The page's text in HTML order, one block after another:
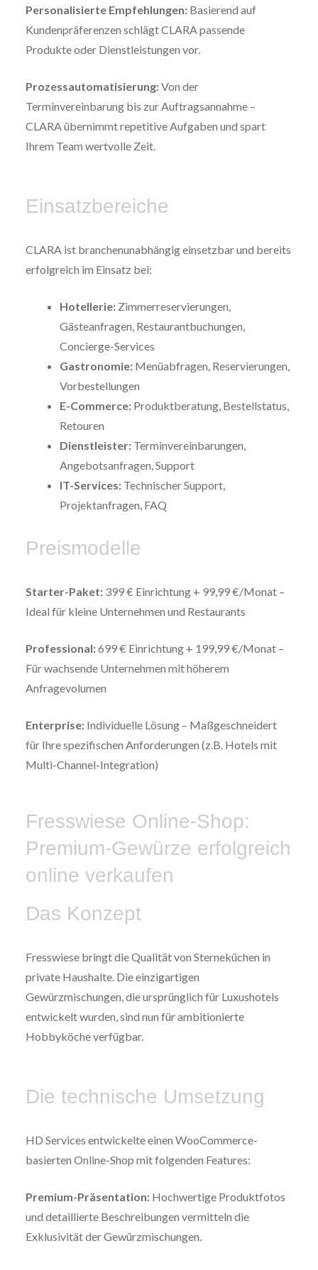
Personalisierte Empfehlungen:Basierend auf
Kundenpräferenzen schlägt CLARA passende
Produkte oder Dienstleistungen vor.
Prozessautomatisierung:Von der
Terminvereinbarung bis zur Auftragsannahme –
CLARA übernimmt repetitive Aufgaben und spart
Ihrem Team wertvolle Zeit.
Einsatzbereiche
CLARA ist branchenunabhängig einsetzbar und bereits
erfolgreich im Einsatz bei:
Hotellerie:Zimmerreservierungen,
Gästeanfragen, Restaurantbuchungen,
Concierge-Services
Gastronomie:Menüabfragen, Reservierungen,
Vorbestellungen
E-Commerce:Produktberatung, Bestellstatus,
Retouren
Dienstleister:Terminvereinbarungen,
Angebotsanfragen, Support
IT-Services:Technischer Support,
Projektanfragen, FAQ
Preismodelle
Starter-Paket:399 € Einrichtung + 99,99 €/Monat –
Ideal für kleine Unternehmen und Restaurants
Professional:699 € Einrichtung + 199,99 €/Monat –
Für wachsende Unternehmen mit höherem
Anfragevolumen
Enterprise:Individuelle Lösung – Maßgeschneidert
für Ihre spezifischen Anforderungen (z.B. Hotels mit
Multi-Channel-Integration)
Fresswiese Online-Shop:
Premium-Gewürze erfolgreich
online verkaufen
Das Konzept
Fresswiese bringt die Qualität von Sterneküchen in
private Haushalte. Die einzigartigen
Gewürzmischungen, die ursprünglich für Luxushotels
entwickelt wurden, sind nun für ambitionierte
Hobbyköche verfügbar.
Die technische Umsetzung
HD Services entwickelte einen WooCommerce-
basierten Online-Shop mit folgenden Features:
Premium-Präsentation:Hochwertige Produktfotos
und detaillierte Beschreibungen vermitteln die
Exklusivität der Gewürzmischungen.